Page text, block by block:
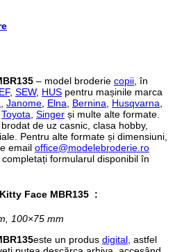
– model broderie copii , în
, SEW, HUS pentru mașinile marca
Janome Elna Bernina Husqvarna
Toyota Singer și multe alte formate.
de uz casnic, clasa hobby,
Pentru alte formate și dimensiuni,
email office@modelebroderie.ro
completați formularul disponibil în
Face MBR135 :
100×75 mm
este un produs digital, astfel